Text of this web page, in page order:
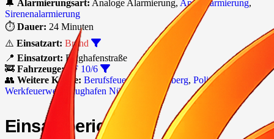
🔔 Alarmierungsart: Analoge Alarmierung, App-Alarmierung,
Sirenenalarmierung
⏱️ Dauer: 24 Minuten
⚠️ Einsatzart: Brand
📍 Einsatzort: Flughafenstraße
🚒 Fahrzeuge:
LF 10/6
👥 Weitere Kräfte: Berufsfeuerwehr Nürnberg, Polizei
Werkfeuerwehr Flughafen Nürnberg
Einsatzbericht: